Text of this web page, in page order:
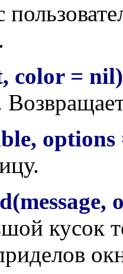
color = nil)
options
кусок